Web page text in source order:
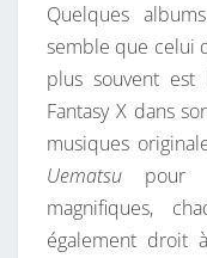
Quelques
semble que celui
plus souvent
Fantasy X dans
musiques
Uematsu pour
magnifiques,
également droit